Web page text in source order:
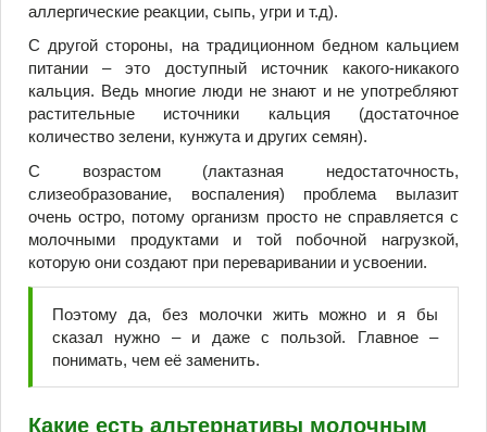
аллергические реакции, сыпь, угри и т.д).
С другой стороны, на традиционном бедном кальцием
питании – это доступный источник какого-никакого
кальция. Ведь многие люди не знают и не употребляют
растительные источники кальция (достаточное
количество зелени, кунжута и других семян).
С возрастом (лактазная недостаточность,
слизеобразование, воспаления) проблема вылазит
очень остро, потому организм просто не справляется с
молочными продуктами и той побочной нагрузкой,
которую они создают при переваривании и усвоении.
Поэтому да, без молочки жить можно и я бы
сказал нужно – и даже с пользой. Главное –
понимать, чем её заменить.
Какие есть альтернативы молочным